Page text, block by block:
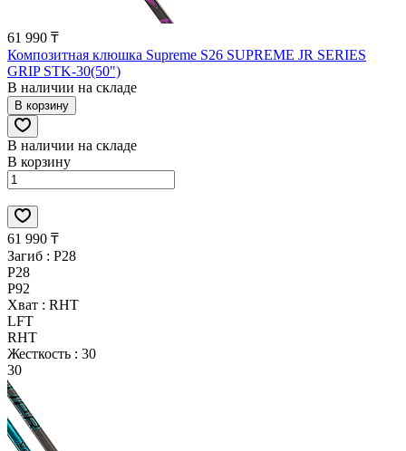
61 990 ₸
Композитная клюшка Supreme S26 SUPREME JR SERIES
GRIP STK-30(50")
В наличии на складе
В корзину
В наличии на складе
В корзину
61 990 ₸
Загиб : P28
P28
P92
Хват : RHT
LFT
RHT
Жесткость : 30
30